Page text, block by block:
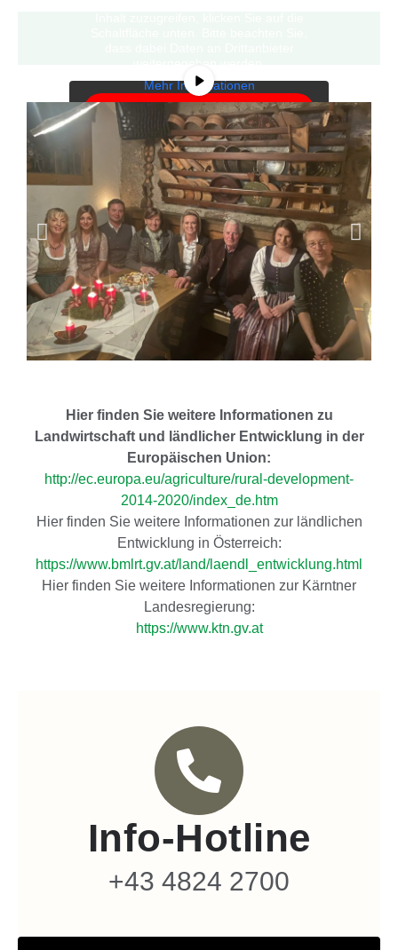
Mehr Informationen
Inhalt entsperren
Erforderlichen Service
akzeptieren und Inhalte
entsperren
Hier finden Sie weitere Informationen zu
Landwirtschaft und ländlicher Entwicklung in der
Europäischen Union:
http://ec.europa.eu/agriculture/rural-development-
2014-2020/index_de.htm
Hier finden Sie weitere Informationen zur ländlichen
Entwicklung in Österreich:
https://www.bmlrt.gv.at/land/laendl_entwicklung.html
Hier finden Sie weitere Informationen zur Kärntner
Landesregierung:
https://www.ktn.gv.at
Info-Hotline
+43 4824 2700